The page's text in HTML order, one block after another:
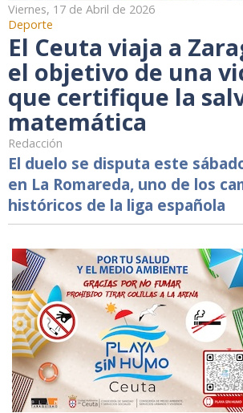
Viernes, 17 de Abril de 2026
Deporte
El Ceuta viaja a
el objetivo de una
que certifique la
matemática
Redacción
El duelo se disputa este
en La Romareda, uno de los
históricos de la liga española